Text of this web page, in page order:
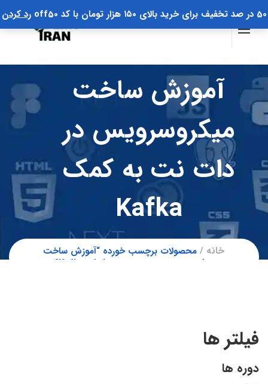
50 در صد تخفیف برای خرید بالای ۱۵۰ هزار تومان با کد off50 رد کردن
آموزش ساخت
میکروسرویس در
دات نت به کمک
Kafka
خانه
محصولات برچسب خورده “آموزش ساخت
میکروسرویس در دات نت به کمک Kafka”
فیلتر ها
دوره ها